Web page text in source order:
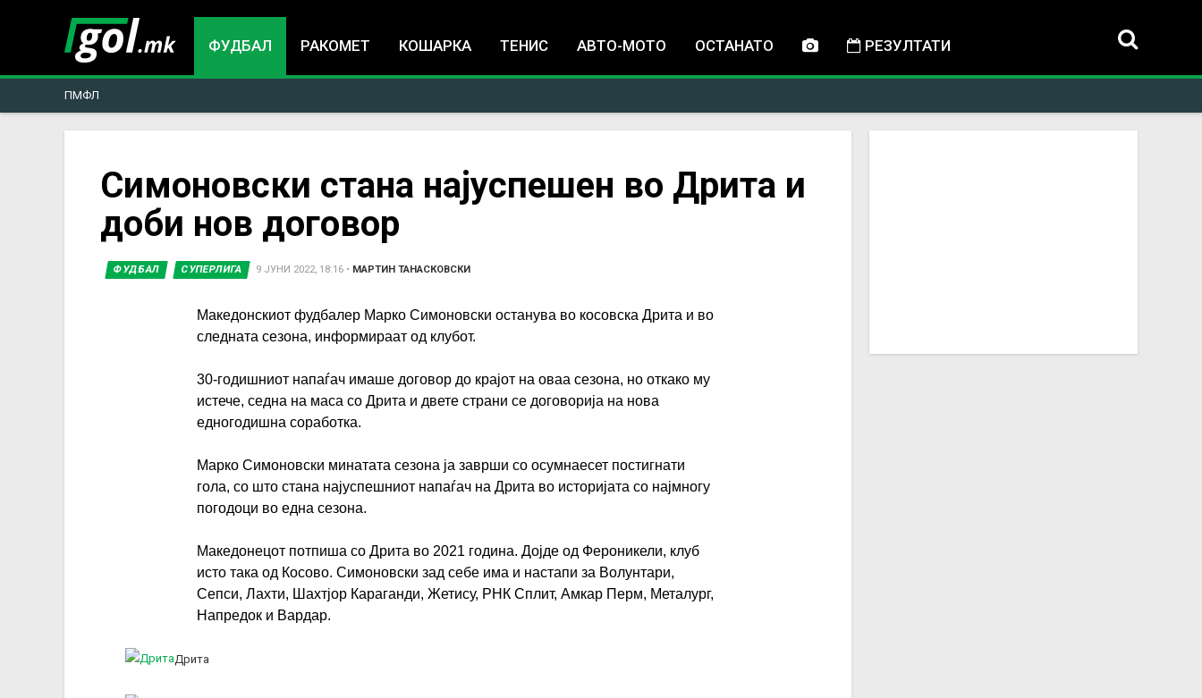
ФУДБАЛ РАКОМЕТ КОШАРКА ТЕНИС АВТО-МОТО ОСТАНАТО РЕЗУЛТАТИ
ПМФЛ
here
Симоновски стана најуспешен во Дрита и
доби нов договор
ФУДБАЛ СУПЕРЛИГА 9 ЈУНИ 2022, 18:16 • МАРТИН ТАНАСКОВСКИ
Македонскиот фудбалер Марко Симоновски останува во косовска Дрита и во
следната сезона, информираат од клубот.
30-годишниот напаѓач имаше договор до крајот на оваа сезона, но откако му
истече, седна на маса со Дрита и двете страни се договорија на нова
едногодишна соработка.
Марко Симоновски минатата сезона ја заврши со осумнаесет постигнати
гола, со што стана најуспешниот напаѓач на Дрита во историјата со најмногу
погодоци во една сезона.
Македонецот потпиша со Дрита во 2021 година. Дојде од Фероникели, клуб
исто така од Косово. Симоновски зад себе има и настапи за Волунтари,
Сепси, Лахти, Шахтјор Караганди, Жетису, РНК Сплит, Амкар Перм, Металург,
Напредок и Вардар.
Дрита